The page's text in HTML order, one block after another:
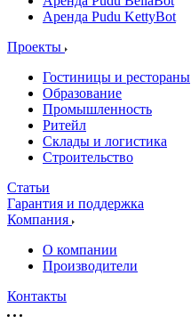
Аренда Pudu KettyBot
Проекты
Гостиницы и рестораны
Образование
Промышленность
Ритейл
Склады и логистика
Строительство
Статьи
Гарантия и поддержка
Компания
О компании
Производители
Контакты